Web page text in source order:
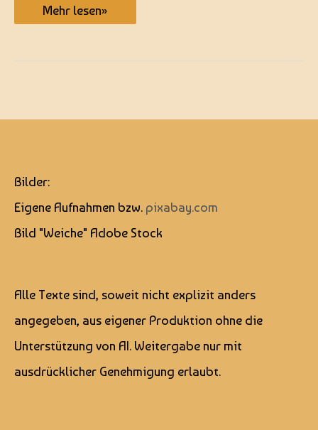
Heute
ist
Tage
Mehr lesen»
Bilder:
Eigene Aufnahmen bzw. pixabay.com
Bild "Weiche" Adobe Stock
Alle Texte sind, soweit nicht explizit anders
angegeben, aus eigener Produktion ohne die
Unterstützung von AI. Weitergabe nur mit
ausdrücklicher Genehmigung erlaubt.